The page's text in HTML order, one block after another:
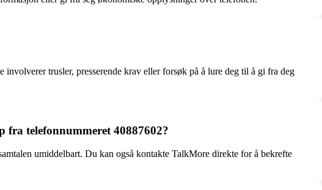
trusler, presserende krav eller forsøk på å lure deg til å gi fra deg
fra telefonnummeret 40887602?
umiddelbart. Du kan også kontakte TalkMore direkte for å bekrefte